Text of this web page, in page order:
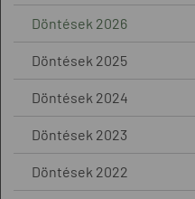
Döntések 2026
Döntések 2025
Döntések 2024
Döntések 2023
Döntések 2022